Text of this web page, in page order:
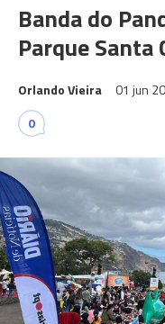
Banda do
Parque Santa
Orlando Vieira 01 jun
0